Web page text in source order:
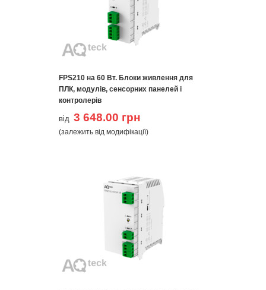
FPS210 на 60 Вт. Блоки живлення для
ПЛК, модулів, сенсорних панелей і
контролерів
від 3 648.00 грн
(залежить від модифікації)